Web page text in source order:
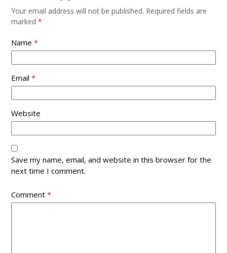
Your email address will not be published. Required fields are
marked*
Name*
Email*
Website
Save my name, email, and website in this browser for the
next time I comment.
Comment*